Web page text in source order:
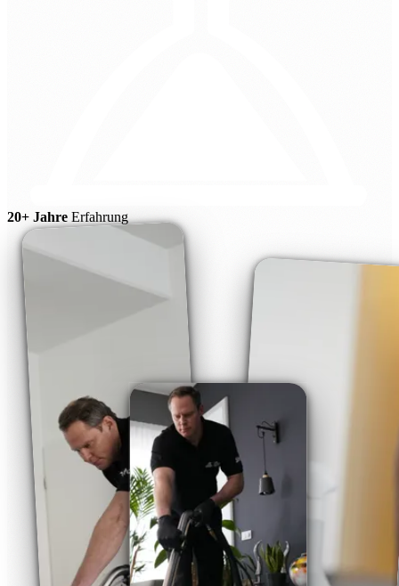
20+ Jahre Erfahrung